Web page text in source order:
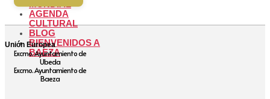
AGENDA
CULTURAL
BLOG
BIENVENIDOS A
BAEZA
Unión Europea
Excmo. Ayuntamiento de
Ubeda
Excmo. Ayuntamiento de
Baeza